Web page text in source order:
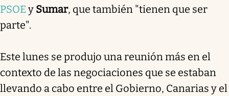
PSOE y Sumar, que también "tienen que ser
parte".
Este lunes se produjo una reunión más en el
contexto de las negociaciones que se estaban
llevando a cabo entre el Gobierno, Canarias y el